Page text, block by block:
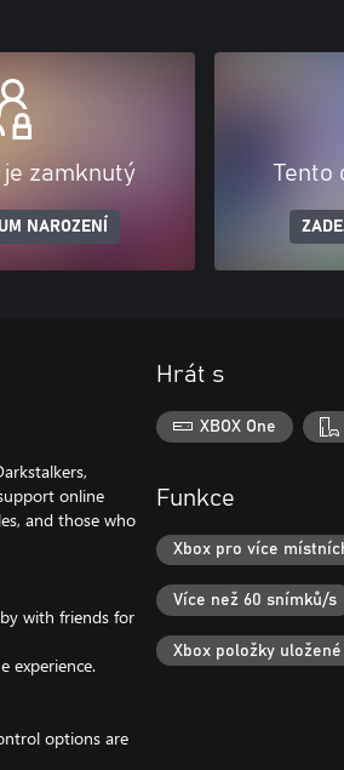
je zamknutý
NAROZENÍ
Tento
online
and those who
with friends for
experience.
options are
Hrát s
XBOX One
Funkce
Xbox pro více
Více než 60 snímků/s
Xbox položky